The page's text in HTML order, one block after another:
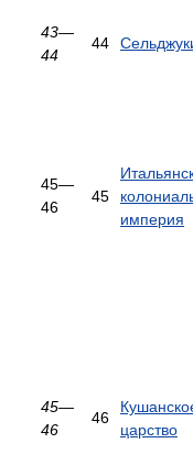
43—
44
44
45—
46
45
империя
45—
46
46
царство